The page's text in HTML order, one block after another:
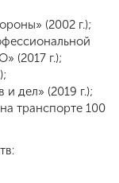
(2002 г.);
(2017 г.);
дел» (2019 г.);
транспорте 100